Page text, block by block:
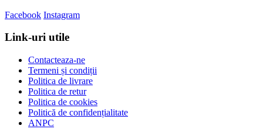
Facebook Instagram
Link-uri utile
Contacteaza-ne
Termeni și condiții
Politica de livrare
Politica de retur
Politica de cookies
Politică de confidențialitate
ANPC